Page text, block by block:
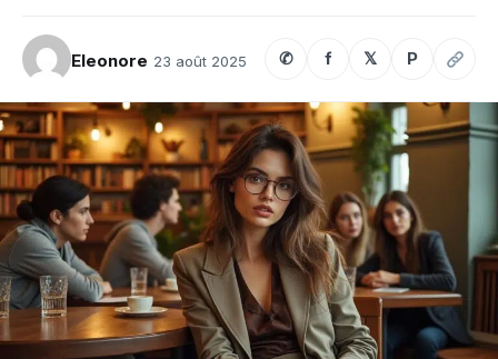
Eleonore 23 août 2025 ✆ f 𝕏 P